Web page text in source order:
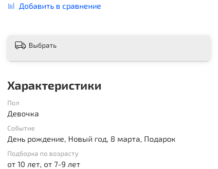
Добавить в сравнение
Выбрать
Характеристики
Пол
Девочка
Событие
День рождение, Новый год, 8 марта, Подарок
Подборка по возрасту
от 10 лет, от 7-9 лет